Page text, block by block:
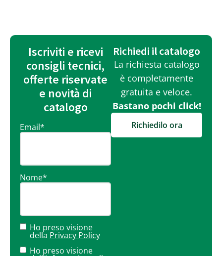
Iscriviti e ricevi
consigli tecnici,
offerte riservate
e novità di
catalogo
Email*
Nome*
Ho preso visione
della Privacy Policy
Ho preso visione
Richiedi il catalogo
La richiesta catalogo
è completamente
gratuita e veloce.
Bastano pochi click!
Richiedilo ora